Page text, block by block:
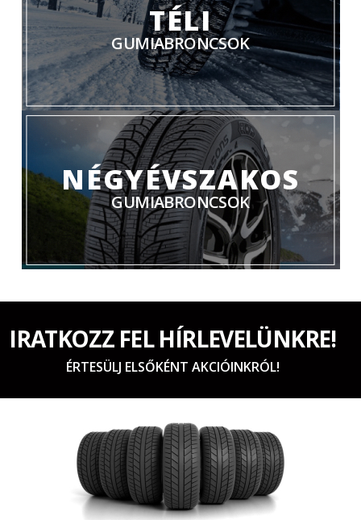
TÉLI
GUMIABRONCSOK
NÉGYÉVSZAKOS
GUMIABRONCSOK
IRATKOZZ FEL HÍRLEVELÜNKRE!
ÉRTESÜLJ ELSŐKÉNT AKCIÓINKRÓL!